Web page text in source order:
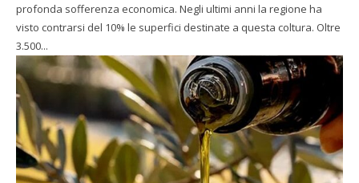
profonda sofferenza economica. Negli ultimi anni la regione ha
visto contrarsi del 10% le superfici destinate a questa coltura. Oltre
3.500...